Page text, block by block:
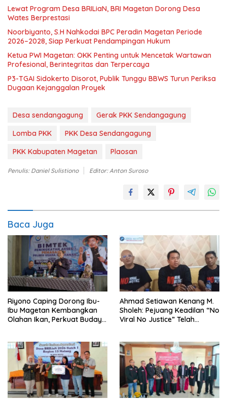
Lewat Program Desa BRILiaN, BRI Magetan Dorong Desa
Wates Berprestasi
Noorbiyanto, S.H Nahkodai BPC Peradin Magetan Periode
2026–2028, Siap Perkuat Pendampingan Hukum
Ketua PWI Magetan: OKK Penting untuk Mencetak Wartawan
Profesional, Berintegritas dan Terpercaya
P3-TGAI Sidokerto Disorot, Publik Tunggu BBWS Turun Periksa
Dugaan Kejanggalan Proyek
Desa sendangagung
Gerak PKK Sendangagung
Lomba PKK
PKK Desa Sendangagung
PKK Kabupaten Magetan
Plaosan
Penulis: Daniel Sulistiono Editor: Anton Suroso
Baca Juga
Riyono Caping Dorong Ibu-
Ibu Magetan Kembangkan
Olahan Ikan, Perkuat Budaya
Ahmad Setiawan Kenang M.
Sholeh: Pejuang Keadilan “No
Viral No Justice” Telah